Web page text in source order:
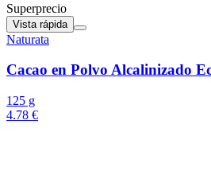
Superprecio
Vista rápida
Naturata
Cacao en Polvo Alcalinizado
125 g
4.78 €